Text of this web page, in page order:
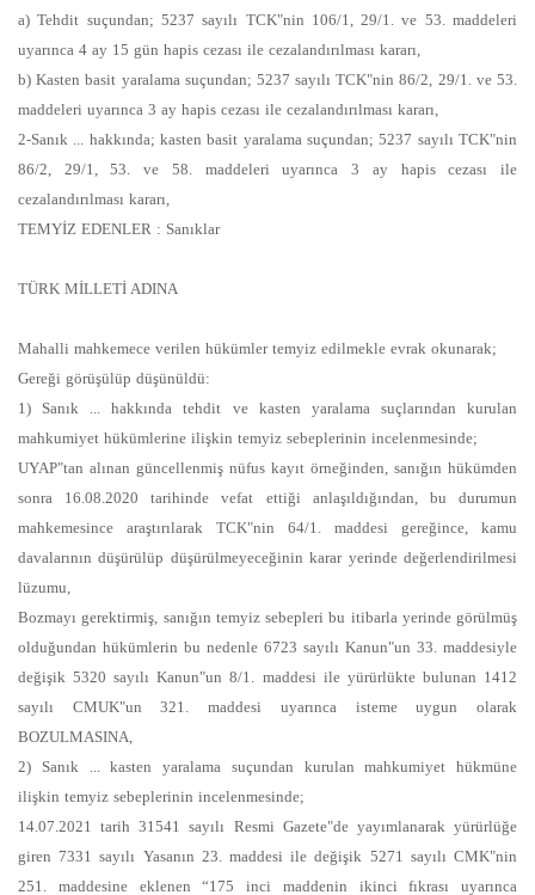
a) Tehdit suçundan; 5237 sayılı TCK"nin 106/1, 29/1. ve 53. maddeleri
uyarınca 4 ay 15 gün hapis cezası ile cezalandırılması kararı,
b) Kasten basit yaralama suçundan; 5237 sayılı TCK"nin 86/2, 29/1. ve 53.
maddeleri uyarınca 3 ay hapis cezası ile cezalandırılması kararı,
2-Sanık ... hakkında; kasten basit yaralama suçundan; 5237 sayılı TCK"nin
86/2, 29/1, 53. ve 58. maddeleri uyarınca 3 ay hapis cezası ile
cezalandırılması kararı,
TEMYİZ EDENLER : Sanıklar
TÜRK MİLLETİ ADINA
Mahalli mahkemece verilen hükümler temyiz edilmekle evrak okunarak;
Gereği görüşülüp düşünüldü:
1) Sanık ... hakkında tehdit ve kasten yaralama suçlarından kurulan
mahkumiyet hükümlerine ilişkin temyiz sebeplerinin incelenmesinde;
UYAP"tan alınan güncellenmiş nüfus kayıt örneğinden, sanığın hükümden
sonra 16.08.2020 tarihinde vefat ettiği anlaşıldığından, bu durumun
mahkemesince araştırılarak TCK"nin 64/1. maddesi gereğince, kamu
davalarının düşürülüp düşürülmeyeceğinin karar yerinde değerlendirilmesi
lüzumu,
Bozmayı gerektirmiş, sanığın temyiz sebepleri bu itibarla yerinde görülmüş
olduğundan hükümlerin bu nedenle 6723 sayılı Kanun"un 33. maddesiyle
değişik 5320 sayılı Kanun"un 8/1. maddesi ile yürürlükte bulunan 1412
sayılı CMUK"un 321. maddesi uyarınca isteme uygun olarak
BOZULMASINA,
2) Sanık ... kasten yaralama suçundan kurulan mahkumiyet hükmüne
ilişkin temyiz sebeplerinin incelenmesinde;
14.07.2021 tarih 31541 sayılı Resmi Gazete"de yayımlanarak yürürlüğe
giren 7331 sayılı Yasanın 23. maddesi ile değişik 5271 sayılı CMK"nin
251. maddesine eklenen “175 inci maddenin ikinci fıkrası uyarınca